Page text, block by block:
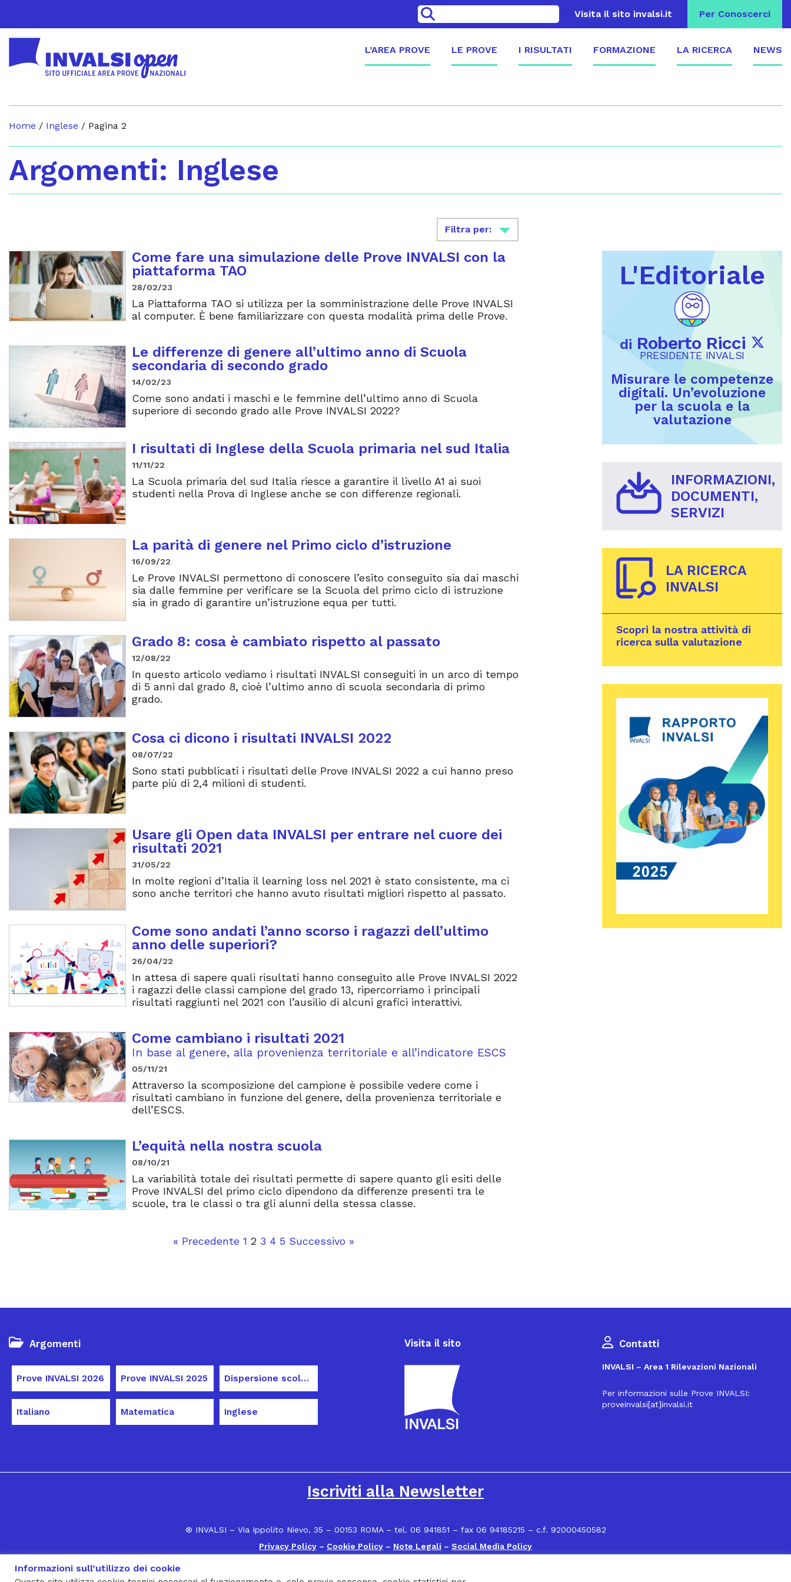
> Visita il sito invalsi.it Per Conoscerci
L’AREA PROVE LE PROVE I RISULTATI FORMAZIONE LA RICERCA NEWS
Home / Inglese / Pagina 2
Argomenti: Inglese
Filtra per:
Come fare una simulazione delle Prove INVALSI con la
piattaforma TAO
28/02/23
La Piattaforma TAO si utilizza per la somministrazione delle Prove INVALSI
al computer. È bene familiarizzare con questa modalità prima delle Prove.
Le differenze di genere all’ultimo anno di Scuola
secondaria di secondo grado
14/02/23
Come sono andati i maschi e le femmine dell’ultimo anno di Scuola
superiore di secondo grado alle Prove INVALSI 2022?
I risultati di Inglese della Scuola primaria nel sud Italia
11/11/22
La Scuola primaria del sud Italia riesce a garantire il livello A1 ai suoi
studenti nella Prova di Inglese anche se con differenze regionali.
La parità di genere nel Primo ciclo d’istruzione
16/09/22
Le Prove INVALSI permettono di conoscere l’esito conseguito sia dai maschi
sia dalle femmine per verificare se la Scuola del primo ciclo di istruzione
sia in grado di garantire un’istruzione equa per tutti.
Grado 8: cosa è cambiato rispetto al passato
12/08/22
In questo articolo vediamo i risultati INVALSI conseguiti in un arco di tempo
di 5 anni dal grado 8, cioè l’ultimo anno di scuola secondaria di primo
grado.
Cosa ci dicono i risultati INVALSI 2022
08/07/22
Sono stati pubblicati i risultati delle Prove INVALSI 2022 a cui hanno preso
parte più di 2,4 milioni di studenti.
Usare gli Open data INVALSI per entrare nel cuore dei
risultati 2021
31/05/22
In molte regioni d’Italia il learning loss nel 2021 è stato consistente, ma ci
sono anche territori che hanno avuto risultati migliori rispetto al passato.
Come sono andati l’anno scorso i ragazzi dell’ultimo
anno delle superiori?
26/04/22
In attesa di sapere quali risultati hanno conseguito alle Prove INVALSI 2022
i ragazzi delle classi campione del grado 13, ripercorriamo i principali
risultati raggiunti nel 2021 con l’ausilio di alcuni grafici interattivi.
Come cambiano i risultati 2021
In base al genere, alla provenienza territoriale e all’indicatore ESCS
05/11/21
Attraverso la scomposizione del campione è possibile vedere come i
risultati cambiano in funzione del genere, della provenienza territoriale e
dell’ESCS.
L’equità nella nostra scuola
08/10/21
La variabilità totale dei risultati permette di sapere quanto gli esiti delle
Prove INVALSI del primo ciclo dipendono da differenze presenti tra le
scuole, tra le classi o tra gli alunni della stessa classe.
« Precedente 1 2 3 4 5 Successivo »
L'Editoriale
di Roberto Ricci
PRESIDENTE INVALSI
Misurare le competenze
digitali. Un’evoluzione
per la scuola e la
valutazione
INFORMAZIONI,
DOCUMENTI,
SERVIZI
LA RICERCA
INVALSI
Scopri la nostra attività di
ricerca sulla valutazione
Argomenti
Prove INVALSI 2026 Prove INVALSI 2025 Dispersione scolastica
Italiano Matematica Inglese
Visita il sito Contatti
INVALSI – Area 1 Rilevazioni Nazionali
Per informazioni sulle Prove INVALSI:
proveinvalsi[at]invalsi.it
Iscriviti alla Newsletter
® INVALSI – Via Ippolito Nievo, 35 – 00153 ROMA – tel. 06 941851 – fax 06 94185215 – c.f. 92000450582
Privacy Policy – Cookie Policy – Note Legali – Social Media Policy
Informazioni sull’utilizzo dei cookie